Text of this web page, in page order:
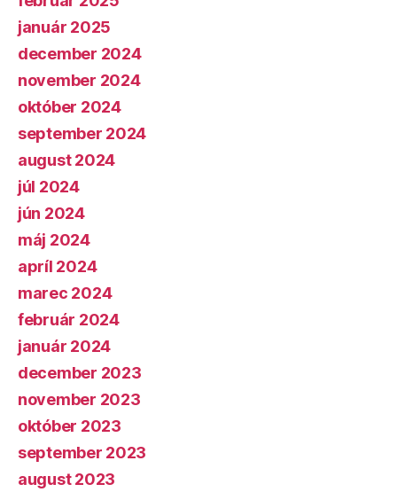
január 2025
december 2024
november 2024
október 2024
september 2024
august 2024
júl 2024
jún 2024
máj 2024
apríl 2024
marec 2024
február 2024
január 2024
december 2023
november 2023
október 2023
september 2023
august 2023